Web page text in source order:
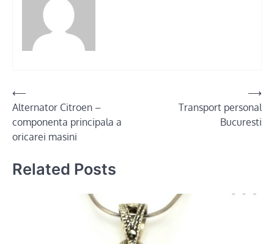
Post
navigation
⟵
Alternator Citroen –
componenta principala a
oricarei masini
Transport personal
Bucuresti
⟶
Related Posts